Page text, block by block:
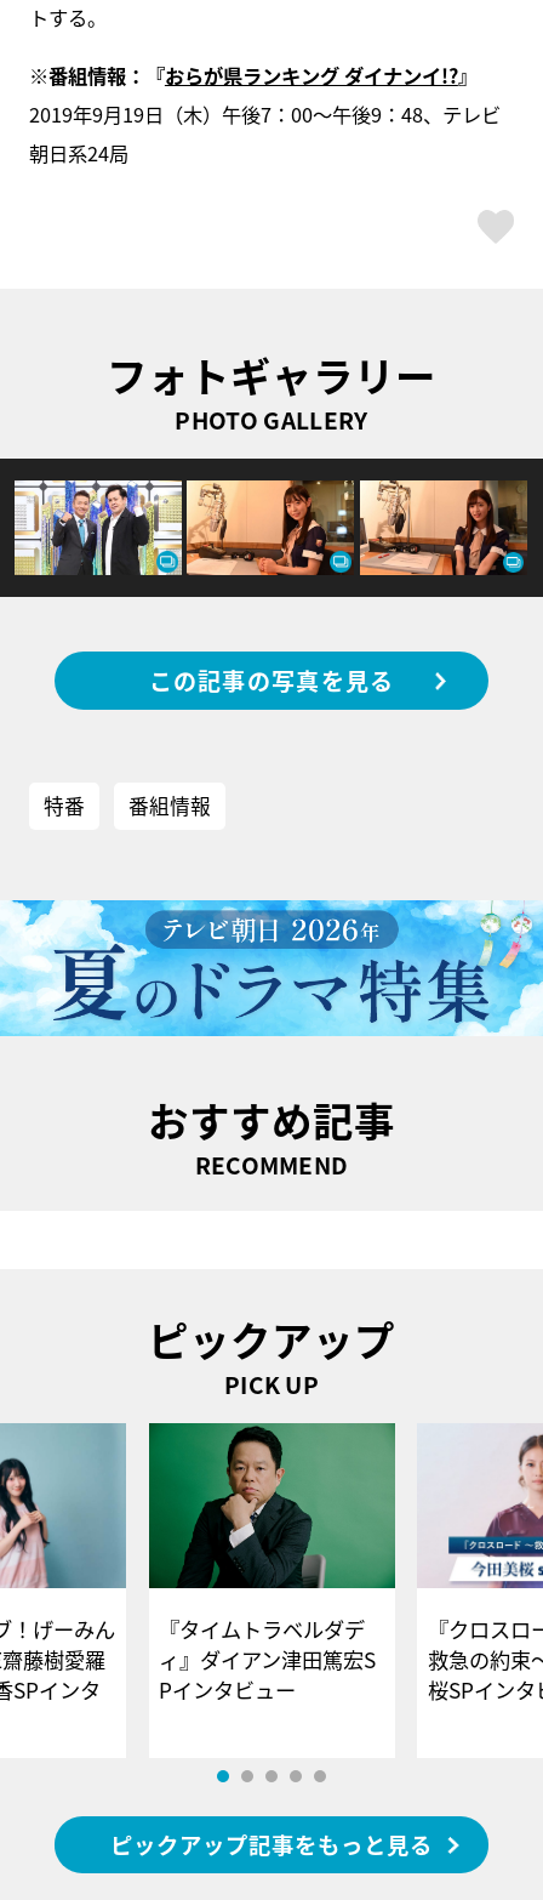
トする。
※番組情報：『おらが県ランキング ダイナンイ!?』
2019年9月19日（木）午後7：00～午後9：48、テレビ
朝日系24局
フォトギャラリー
PHOTO GALLERY
この記事の写真を見る
特番 番組情報
おすすめ記事
RECOMMEND
ピックアップ
PICK UP
！げーみん
藤樹愛羅
SPインタ
『タイムトラベルダデ
ィ』ダイアン津田篤宏S
Pインタビュー
『クロス
救急の約束
桜SPイ
ピックアップ記事をもっと見る